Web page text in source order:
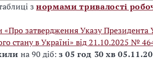
з нормами тривалості
«Про затвердження Указу
стану в Україні» від 21.10.2025 №
на 90 діб: з 05 год 30 хв